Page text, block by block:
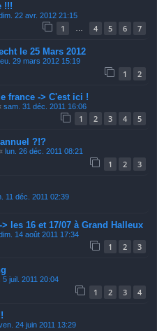
!!!
22 avr. 2012 21:15
1 … 4 5 6 7
le 25 Mars 2012
29 mars 2012 15:19
1 2
france -> C'est ici !
sam. 31 déc. 2011 16:06
1 2 3 4 5
?!?
lun. 26 déc. 2011 08:21
1 2 3
11 déc. 2011 02:39
les 16 et 17/07 à Grand Halleux
14 août 2011 17:34
1 2 3
5 juil. 2011 20:04
1 2 3 4
24 juin 2011 13:29